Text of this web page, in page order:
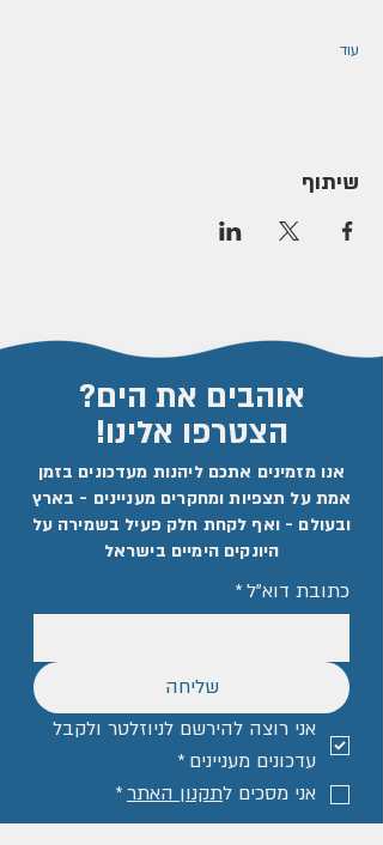
עוד
שיתוף
אוהבים את הים?
הצטרפו אלינו!
אנו מזמינים אתכם ליהנות מעדכונים בזמן
אמת על תצפיות ומחקרים מעניינים - בארץ
ובעולם - ואף לקחת חלק פעיל בשמירה על
היונקים הימיים בישראל
כתובת דוא"ל*
שליחה
עדכונים מעניינים *
אני מסכים לתקנון האתר*